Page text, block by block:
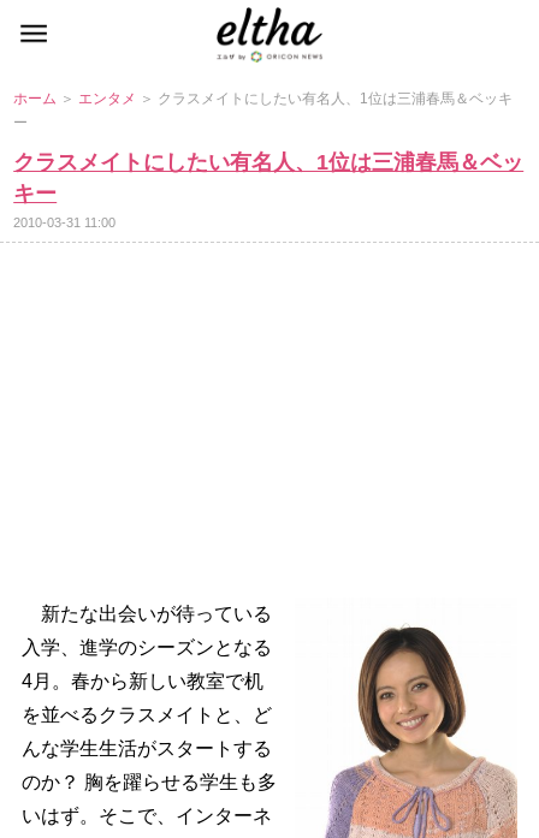
ホーム ＞ エンタメ ＞ クラスメイトにしたい有名人、1位は三浦春馬＆ベッキ
ー
クラスメイトにしたい有名人、1位は三浦春馬＆ベッ
キー
2010-03-31 11:00
新たな出会いが待っている
入学、進学のシーズンとなる
4月。春から新しい教室で机
を並べるクラスメイトと、ど
んな学生生活がスタートする
のか？ 胸を躍らせる学生も多
いはず。そこで、インターネ